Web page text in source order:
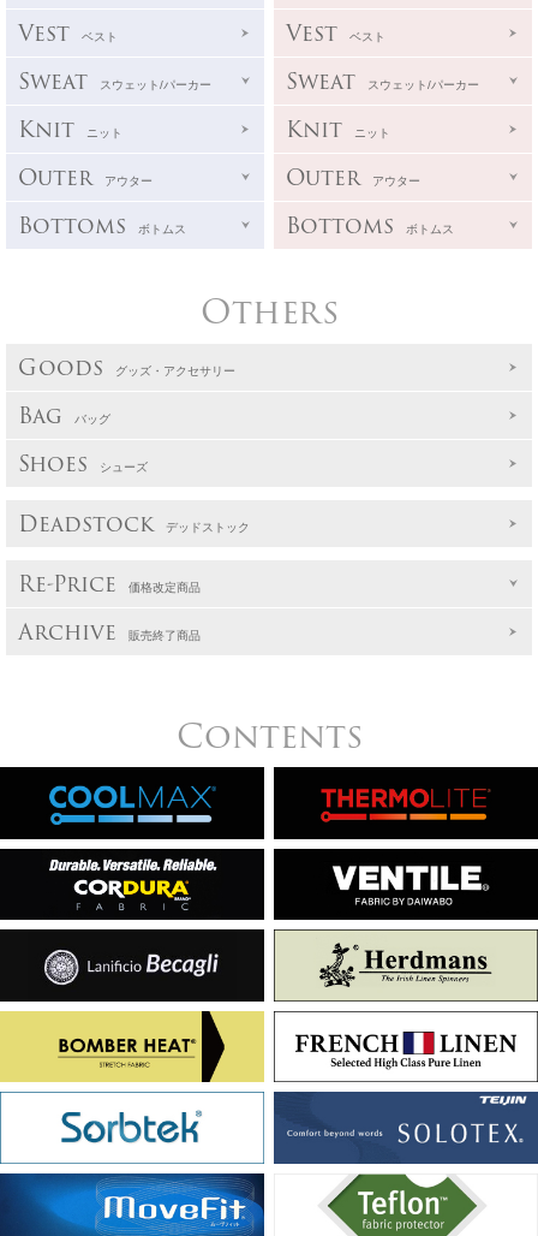
Vest
ベスト
Sweat スウェット/パーカー
Knit ニット
Outer アウター
Bottoms ボトムス
Vest
ベスト
Sweat スウェット/パーカー
Knit ニット
Outer アウター
Bottoms ボトムス
Others
Goods グッズ・アクセサリー
Bag バッグ
Shoes シューズ
Deadstock デッドストック
Re-Price 価格改定商品
Archive 販売終了商品
Contents